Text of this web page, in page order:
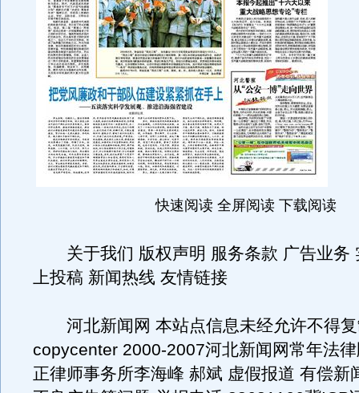
快速阅读 全屏阅读 下载阅读
关于我们 版权声明 服务条款 广告业务
上投稿 新闻热线 友情链接
河北新闻网 本站点信息未经允许不得复
copycenter 2000-2007河北新闻网常年法
正律师事务所李海峰 郝斌 虚假报道 有偿新